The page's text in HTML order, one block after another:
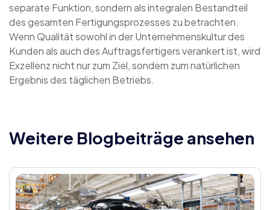
separate Funktion, sondern als integralen Bestandteil
des gesamten Fertigungsprozesses zu betrachten.
Wenn Qualität sowohl in der Unternehmenskultur des
Kunden als auch des Auftragsfertigers verankert ist, wird
Exzellenz nicht nur zum Ziel, sondern zum natürlichen
Ergebnis des täglichen Betriebs.
Weitere Blogbeiträge ansehen